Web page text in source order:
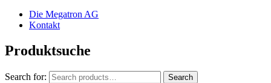
Die Megatron AG
Kontakt
Produktsuche
Search for: Search